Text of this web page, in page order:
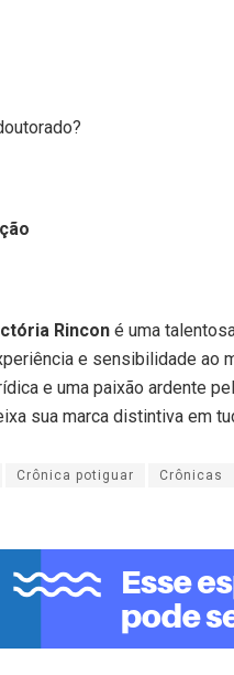
Rincon é uma
e sensibilidade ao
e uma paixão ardente
sua marca distintiva em
Crônica potiguar Crônicas